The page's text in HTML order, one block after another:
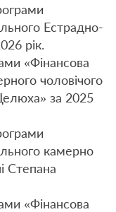
Естрадно-
рік.
«Фінансова
чоловічого
за 2025
камерно
Степана
«Фінансова